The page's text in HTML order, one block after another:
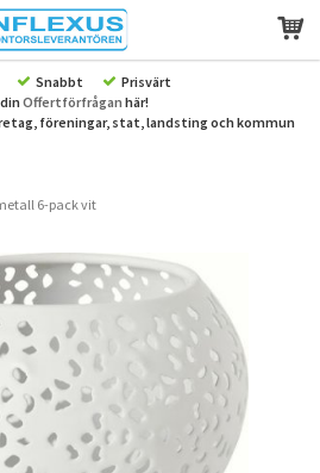
blivit tillagd i varukorgen
Snabbt
Prisvärt
Offertförfrågan här!
föreningar, stat, landsting och kommun
6-pack vit